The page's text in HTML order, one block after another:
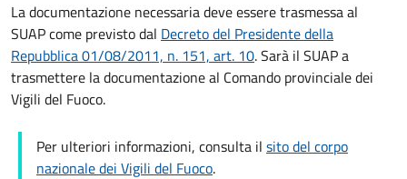
La documentazione necessaria deve essere trasmessa al
SUAP come previsto dal Decreto del Presidente della
Repubblica 01/08/2011, n. 151, art. 10. Sarà il SUAP a
trasmettere la documentazione al Comando provinciale dei
Vigili del Fuoco.
Per ulteriori informazioni, consulta il sito del corpo
nazionale dei Vigili del Fuoco.